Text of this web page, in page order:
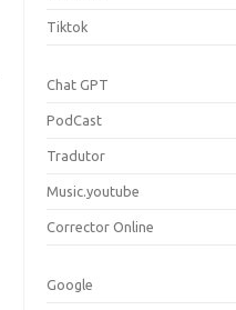
Tiktok
Chat GPT
PodCast
Tradutor
Music.youtube
Corrector Online
Google